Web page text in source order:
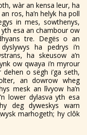
wàr an kensa leur, ha
ros, ha’n helyk ha poll
in mes, sowthenys,
esa an chambour ow
tre. Degës o an
ha pedrys i’n
ha skeusow a’n
ow qwaya i’n myrour
o sëgh i’ga seth,
an dowrow wheg
mesk an lîvyow ha’n
lower dylasva yth esa
deg dyweskys warn
marhogeth; hy clôk